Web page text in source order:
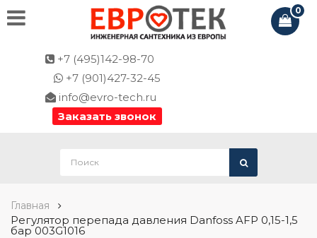
+7 (495)142-98-70
+7 (901)427-32-45
info@evro-tech.ru
Заказать звонок
0
Главная
Регулятор перепада давления Danfoss AFP 0,15-1,5
бар 003G1016